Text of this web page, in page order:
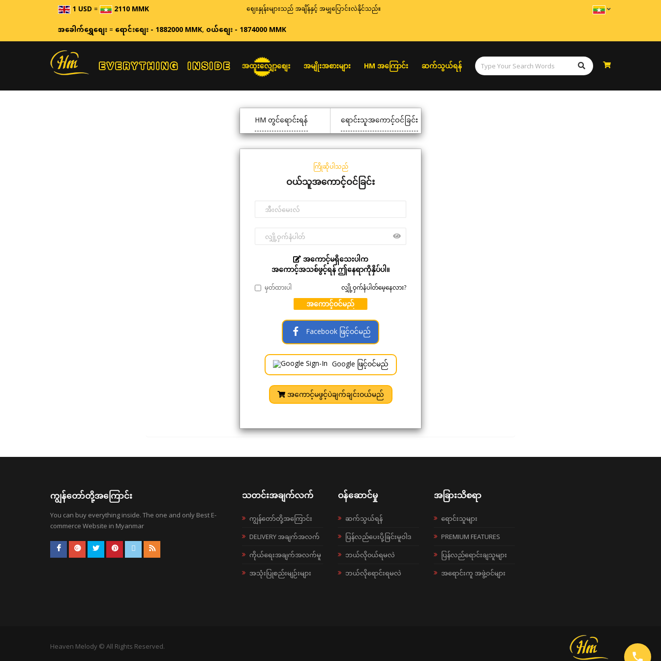
1 USD= 2110 MMK ဈေးနှုန်းများသည် အချိန်နှင့် အမျှပြောင်းလဲနိုင်သည်။
အခေါက်ရွှေစျေး=ရောင်းစျေး - 1882000 MMK,ဝယ်စျေး - 1874000 MMK
အထူးလျှော့စျေး အမျိုးအစားများ HM အကြောင်း ဆက်သွယ်ရန်
HM တွင်ရောင်းရန် ရောင်းသူအကောင့်ဝင်ခြင်း
ကြိုဆိုပါသည်
ဝယ်သူအကောင့်ဝင်ခြင်း
အကောင့်မရှိသေးပါက
အကောင့်အသစ်ဖွင့်ရန် ဤနေရာကိုနှိပ်ပါ။
မှတ်ထားပါ လျှို့ဝှက်နံပါတ်မေ့နေလား?
အကောင့်ဝင်မည်
Facebook ဖြင့်ဝင်မည်
Google ဖြင့်ဝင်မည်
အကောင့်မဖွင့်ပဲချက်ချင်းဝယ်မည်
ကျွန်တော်တို့အကြောင်း
You can buy everything inside. The one and only Best E-
commerce Website in Myanmar
သတင်းအချက်လက်
ကျွန်တော်တို့အကြောင်း
DELIVERY အချက်အလက်
ကိုယ်ရေးအချက်အလက်မူ
အသုံးပြုစည်းမျဉ်းများ
ဝန်ဆောင်မှု
ဆက်သွယ်ရန်
ပြန်လည်ပေးပို့ခြင်းမူဝါဒ
ဘယ်လို၀ယ်ရမလဲ
ဘယ်လိုရောင်းရမလဲ
အခြားသိစရာ
ရောင်းသူများ
PREMIUM FEATURES
ပြန်လည်ရောင်းချသူများ
အရောင်းကူ အဖွဲ့ဝင်များ
Heaven Melody © All Rights Reserved.